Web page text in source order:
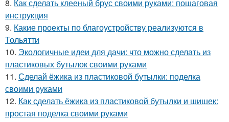
8. Как сделать клееный брус своими руками: пошаговая
инструкция
9. Какие проекты по благоустройству реализуются в
Тольятти
10. Экологичные идеи для дачи: что можно сделать из
пластиковых бутылок своими руками
11. Сделай ёжика из пластиковой бутылки: поделка
своими руками
12. Как сделать ёжика из пластиковой бутылки и шишек:
простая поделка своими руками